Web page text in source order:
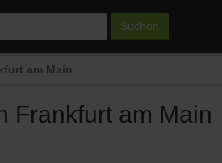
Suchen
am Main
Frankfurt am Main